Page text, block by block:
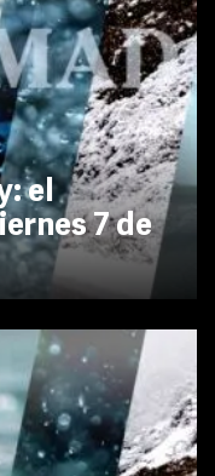
el
7 de